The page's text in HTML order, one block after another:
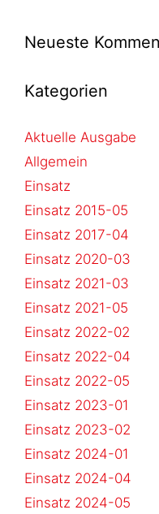
Neueste
Kategorien
Aktuelle Ausgabe
Allgemein
Einsatz
Einsatz 2015-05
Einsatz 2017-04
Einsatz 2020-03
Einsatz 2021-03
Einsatz 2021-05
Einsatz 2022-02
Einsatz 2022-04
Einsatz 2022-05
Einsatz 2023-01
Einsatz 2023-02
Einsatz 2024-01
Einsatz 2024-04
Einsatz 2024-05